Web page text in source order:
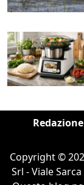
Redazione
Copyright ©
Srl - Viale